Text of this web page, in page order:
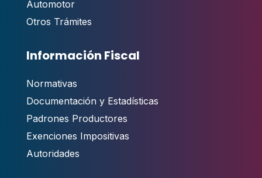
Automotor
Otros Trámites
Información Fiscal
Normativas
Documentación y Estadísticas
Padrones Productores
Exenciones Impositivas
Autoridades